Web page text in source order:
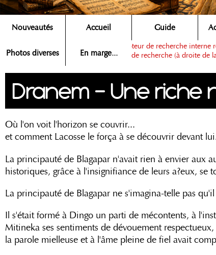
Nouveautés Accueil Guide
Photos diverses En marge...
Rechercher ▶
ce moteur de recherche interne
dans la zone de recherche (à droite de
Dranem - Une riche
Où l'on voit l'horizon se couvrir...
et comment Lacosse le força à se découvrir devant
La principauté de Blagapar n'avait rien à envier aux
historiques, grâce à l'insignifiance de leurs a?eux,
La principauté de Blagapar ne s'imagina-telle pas
Il s'était formé à Dingo un parti de mécontents, à
Mitineka ses sentiments de dévouement
la parole mielleuse et à l'âme pleine de fiel avait